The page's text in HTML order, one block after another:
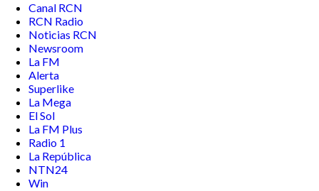
Canal RCN
RCN Radio
Noticias RCN
Newsroom
La FM
Alerta
Superlike
La Mega
El Sol
La FM Plus
Radio 1
La República
NTN24
Win